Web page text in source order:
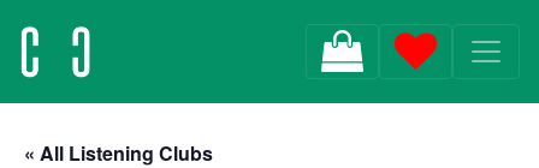
MAIN NAVIGATION
« All Listening Clubs